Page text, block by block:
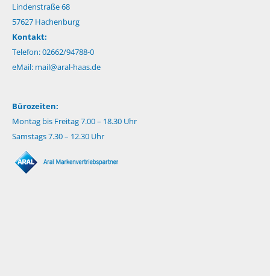
Lindenstraße 68
57627 Hachenburg
Kontakt:
Telefon: 02662/94788-0
eMail: mail@aral-haas.de
Bürozeiten:
Montag bis Freitag 7.00 – 18.30 Uhr
Samstags 7.30 – 12.30 Uhr